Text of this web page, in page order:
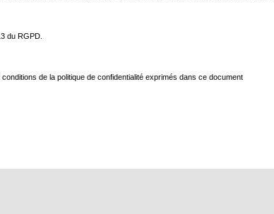
du RGPD.
de la politique de confidentialité exprimés dans ce document